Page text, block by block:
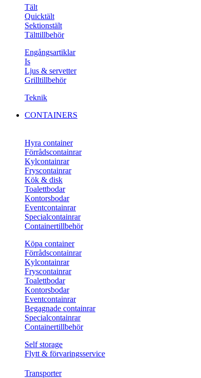
Tält
Quicktält
Sektionstält
Tälttillbehör
Engångsartiklar
Is
Ljus & servetter
Grilltillbehör
Teknik
CONTAINERS
Hyra container
Förrådscontainrar
Kylcontainrar
Fryscontainrar
Kök & disk
Toalettbodar
Kontorsbodar
Eventcontainrar
Specialcontainrar
Containertillbehör
Köpa container
Förrådscontainrar
Kylcontainrar
Fryscontainrar
Toalettbodar
Kontorsbodar
Eventcontainrar
Begagnade containrar
Specialcontainrar
Containertillbehör
Self storage
Flytt & förvaringsservice
Transporter